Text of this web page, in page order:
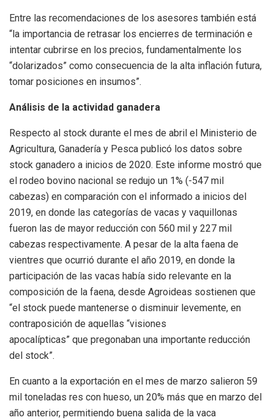
Entre las recomendaciones de los asesores también está
“la importancia de retrasar los encierres de terminación e
intentar cubrirse en los precios, fundamentalmente los
“dolarizados” como consecuencia de la alta inflación futura,
tomar posiciones en insumos”.
Análisis de la actividad ganadera
Respecto al stock durante el mes de abril el Ministerio de
Agricultura, Ganadería y Pesca publicó los datos sobre
stock ganadero a inicios de 2020. Este informe mostró que
el rodeo bovino nacional se redujo un 1% (-547 mil
cabezas) en comparación con el informado a inicios del
2019, en donde las categorías de vacas y vaquillonas
fueron las de mayor reducción con 560 mil y 227 mil
cabezas respectivamente. A pesar de la alta faena de
vientres que ocurrió durante el año 2019, en donde la
participación de las vacas había sido relevante en la
composición de la faena, desde Agroideas sostienen que
“el stock puede mantenerse o disminuir levemente, en
contraposición de aquellas “visiones
apocalípticas” que pregonaban una importante reducción
del stock”.
En cuanto a la exportación en el mes de marzo salieron 59
mil toneladas res con hueso, un 20% más que en marzo del
año anterior, permitiendo buena salida de la vaca